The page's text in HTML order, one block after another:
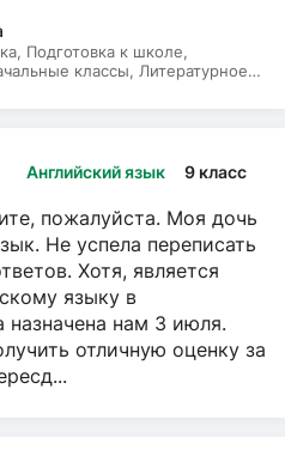
Подготовка к школе,
классы, Литературное
Английский язык 9 класс
пожалуйста. Моя дочь
Не успела переписать
Хотя, является
языку в
назначена нам 3 июля.
отличную оценку за